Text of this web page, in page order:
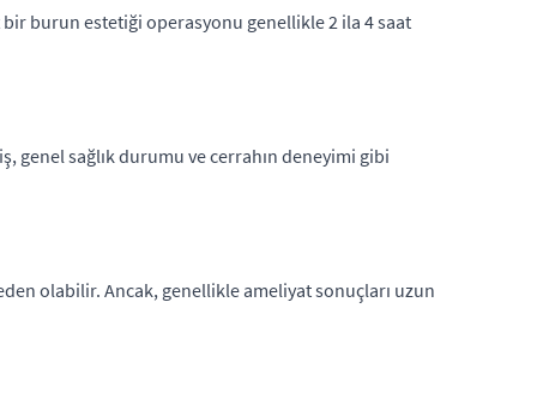
burun estetiği operasyonu genellikle 2 ila 4 saat
genel sağlık durumu ve cerrahın deneyimi gibi
olabilir. Ancak, genellikle ameliyat sonuçları uzun